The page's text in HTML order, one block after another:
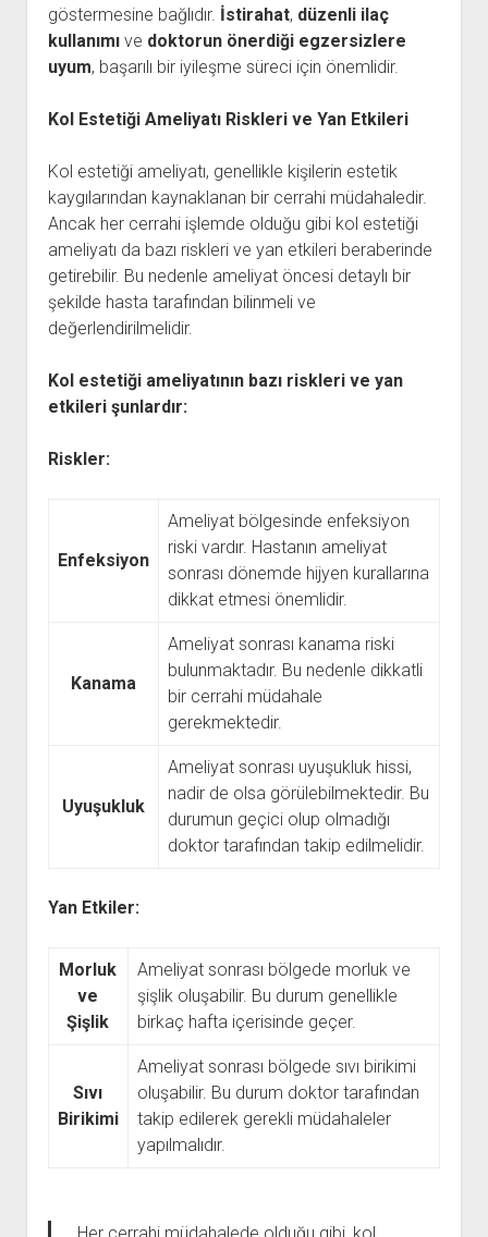
göstermesine bağlıdır. İstirahat, düzenli ilaç
kullanımıve doktorun önerdiği egzersizlere
uyum, başarılı bir iyileşme süreci için önemlidir.
Kol Estetiği Ameliyatı Riskleri ve Yan Etkileri
Kol estetiği ameliyatı, genellikle kişilerin estetik
kaygılarından kaynaklanan bir cerrahi müdahaledir.
Ancak her cerrahi işlemde olduğu gibi kol estetiği
ameliyatı da bazı riskleri ve yan etkileri beraberinde
getirebilir. Bu nedenle ameliyat öncesi detaylı bir
şekilde hasta tarafından bilinmeli ve
değerlendirilmelidir.
Kol estetiği ameliyatının bazı riskleri ve yan
etkileri şunlardır:
Riskler:
Enfeksiyon
Ameliyat bölgesinde enfeksiyon
riski vardır. Hastanın ameliyat
sonrası dönemde hijyen kurallarına
dikkat etmesi önemlidir.
Kanama
Ameliyat sonrası kanama riski
bulunmaktadır. Bu nedenle dikkatli
bir cerrahi müdahale
gerekmektedir.
Uyuşukluk
Ameliyat sonrası uyuşukluk hissi,
nadir de olsa görülebilmektedir. Bu
durumun geçici olup olmadığı
doktor tarafından takip edilmelidir.
Yan Etkiler:
Morluk
ve
Şişlik
Ameliyat sonrası bölgede morluk ve
şişlik oluşabilir. Bu durum genellikle
birkaç hafta içerisinde geçer.
Sıvı
Birikimi
Ameliyat sonrası bölgede sıvı birikimi
oluşabilir. Bu durum doktor tarafından
takip edilerek gerekli müdahaleler
yapılmalıdır.
Her cerrahi müdahalede olduğu gibi, kol